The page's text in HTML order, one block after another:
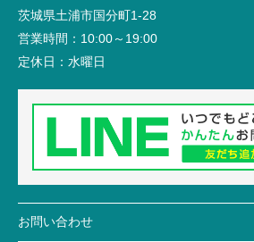
茨城県土浦市国分町1-28
営業時間： 10:00～19:00
定休日： 水曜日
お問い合わせ